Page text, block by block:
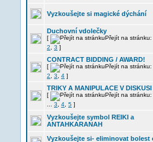
Vyzkoušejte si magické dýchání
Duchovní vdolečky
[
Přejít na stránku:
2
3 ]
CONTRACT BIDDING / AWARD!
[
Přejít na stránku:
2
3 4 ]
TRIKY A MANIPULACE V DISKUSI
[
Přejít na stránku:
3 4 5 ]
Vyzkoušejte symbol REIKI a
ANTAHKARANAH
Vyzkoušejte si- eliminovat bolest